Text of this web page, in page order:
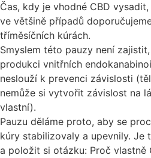
Čas, kdy je vhodné CBD
ve většině případů
tříměsíčních kúrách.
Smyslem této pauzy není
produkci vnitřních
neslouží k prevenci závislosti
nemůže si vytvořit závislost na
vlastní).
Pauzu děláme proto, aby se
kúry stabilizovaly a upevnily. Je
a položit si otázku: Proč vlastně